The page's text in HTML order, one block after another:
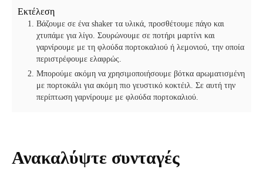
Εκτέλεση
Βάζουμε σε ένα shaker τα υλικά, προσθέτουμε πάγο και
χτυπάμε για λίγο. Σουρώνουμε σε ποτήρι μαρτίνι και
γαρνίρουμε με τη φλούδα πορτοκαλιού ή λεμονιού, την οποία
περιστρέφουμε ελαφρώς.
Μπορούμε ακόμη να χρησιμοποιήσουμε βότκα αρωματισμένη
με πορτοκάλι για ακόμη πιο γευστικό κοκτέιλ. Σε αυτή την
περίπτωση γαρνίρουμε με φλούδα πορτοκαλιού.
Ανακαλύψτε συνταγές